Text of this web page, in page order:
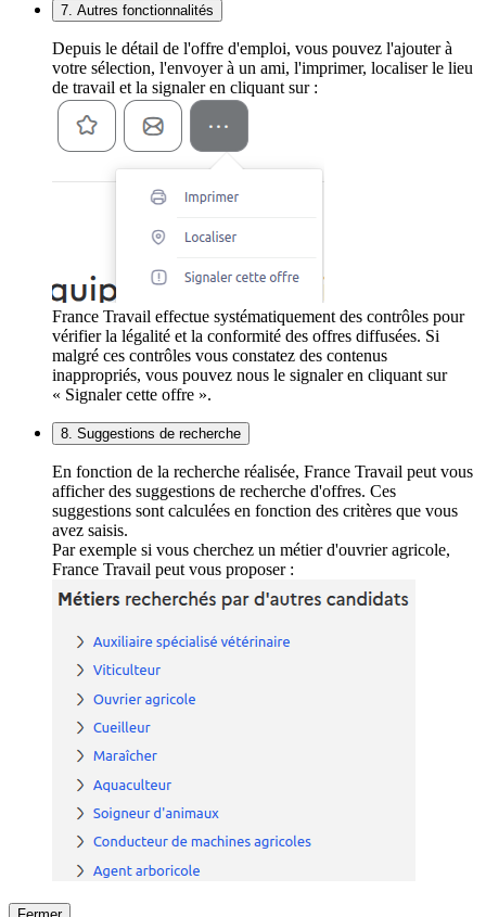
7. Autres fonctionnalités
Depuis le détail de l'offre d'emploi, vous pouvez l'ajouter à
votre sélection, l'envoyer à un ami, l'imprimer, localiser le lieu
de travail et la signaler en cliquant sur :
France Travail effectue systématiquement des contrôles pour
vérifier la légalité et la conformité des offres diffusées. Si
malgré ces contrôles vous constatez des contenus
inappropriés, vous pouvez nous le signaler en cliquant sur
« Signaler cette offre ».
8. Suggestions de recherche
En fonction de la recherche réalisée, France Travail peut vous
afficher des suggestions de recherche d'offres. Ces
suggestions sont calculées en fonction des critères que vous
avez saisis.
Par exemple si vous cherchez un métier d'ouvrier agricole,
France Travail peut vous proposer :